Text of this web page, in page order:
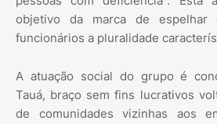
objetivo da marca de
funcionários a pluralidade
A atuação social do grupo é
Tauá, braço sem fins lucrativos
de comunidades vizinhas aos